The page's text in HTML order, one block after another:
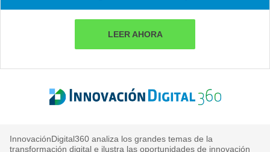
LEER AHORA
InnovaciónDigital360 analiza los grandes temas de la
transformación digital e ilustra las oportunidades de innovación